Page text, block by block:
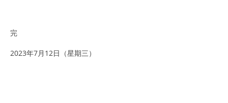
完
2023年7月12日（星期三）